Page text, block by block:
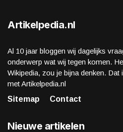
Artikelpedia.nl
Al 10 jaar bloggen wij dagelijks
onderwerp wat wij tegen komen.
Wikipedia, zou je bijna denken.
met Artikelpedia.nl
Sitemap
Contact
Nieuwe artikelen